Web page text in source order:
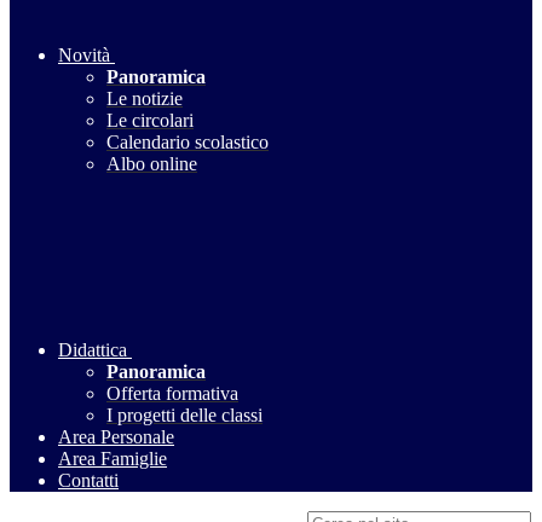
Novità
Panoramica
Le notizie
Le circolari
Calendario scolastico
Albo online
Didattica
Panoramica
Offerta formativa
I progetti delle classi
Area Personale
Area Famiglie
Contatti